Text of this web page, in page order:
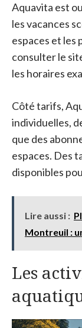
Aquavita est
les vacances
espaces et les
consulter le
les horaires
Côté tarifs,
individuelles,
que des
espaces. Des
disponibles
Lire aussi :
Montreuil :
Les